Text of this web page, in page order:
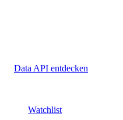
Data API entdecken
Watchlist